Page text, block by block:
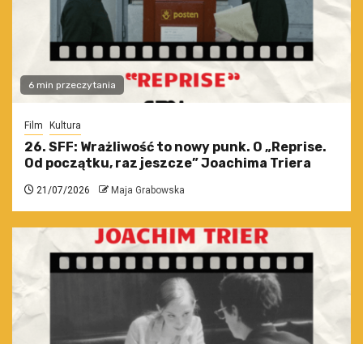
6 min przeczytania
Film Kultura
26. SFF: Wrażliwość to nowy punk. O „Reprise.
Od początku, raz jeszcze” Joachima Triera
21/07/2026 Maja Grabowska